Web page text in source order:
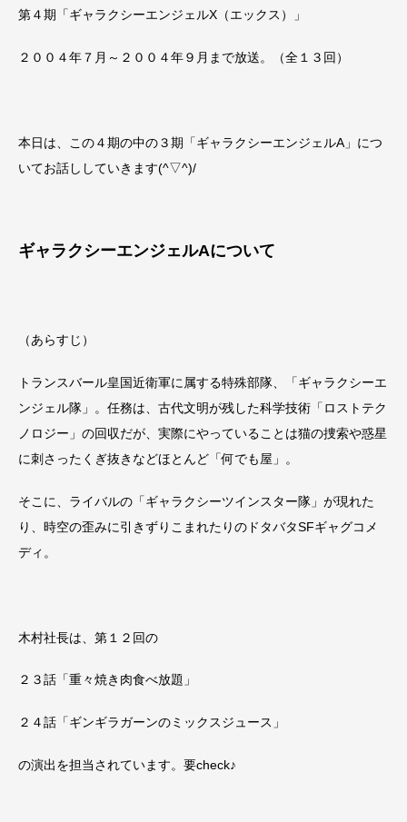
第４期「ギャラクシーエンジェルX（エックス）」
２００４年７月～２００４年９月まで放送。（全１３回）
本日は、この４期の中の３期「ギャラクシーエンジェルA」につ
いてお話ししていきます(^▽^)/
ギャラクシーエンジェルAについて
（あらすじ）
トランスバール皇国近衛軍に属する特殊部隊、「ギャラクシーエ
ンジェル隊」。任務は、古代文明が残した科学技術「ロストテク
ノロジー」の回収だが、実際にやっていることは猫の捜索や惑星
に刺さったくぎ抜きなどほとんど「何でも屋」。
そこに、ライバルの「ギャラクシーツインスター隊」が現れた
り、時空の歪みに引きずりこまれたりのドタバタSFギャグコメ
ディ。
木村社長は、第１２回の
２３話「重々焼き肉食べ放題」
２４話「ギンギラガーンのミックスジュース」
の演出を担当されています。要check♪